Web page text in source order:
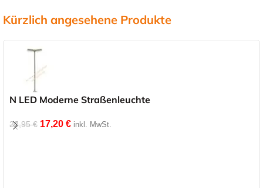
Kürzlich angesehene Produkte
N LED Moderne Straßenleuchte
22,95€ 17,20 € inkl. MwSt.